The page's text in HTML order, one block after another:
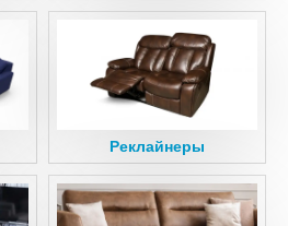
Реклайнеры